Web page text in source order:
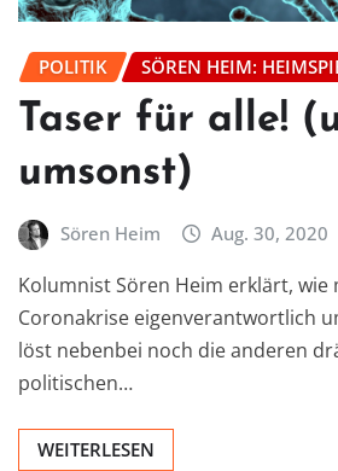
POLITIK SÖREN HEIM:
Taser für alle!
umsonst)
Sören Heim Aug. 30, 2020
Kolumnist Sören Heim erklärt, wie
Coronakrise eigenverantwortlich
löst nebenbei noch die anderen
politischen…
WEITERLESEN